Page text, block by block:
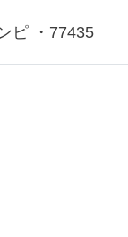
ピ ・77435